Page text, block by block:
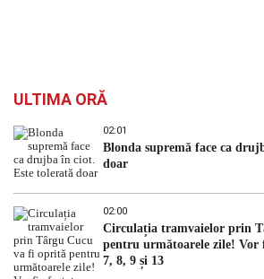
ULTIMA ORĂ
02:01
Blonda supremă face ca
doar
02:00
Circulația tramvaielor prin
pentru următoarele zile! Vor
7, 8, 9 și 13